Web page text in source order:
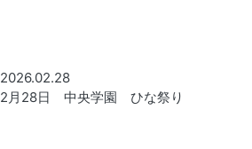
2026.02.28
2月28日 中央学園 ひな祭り